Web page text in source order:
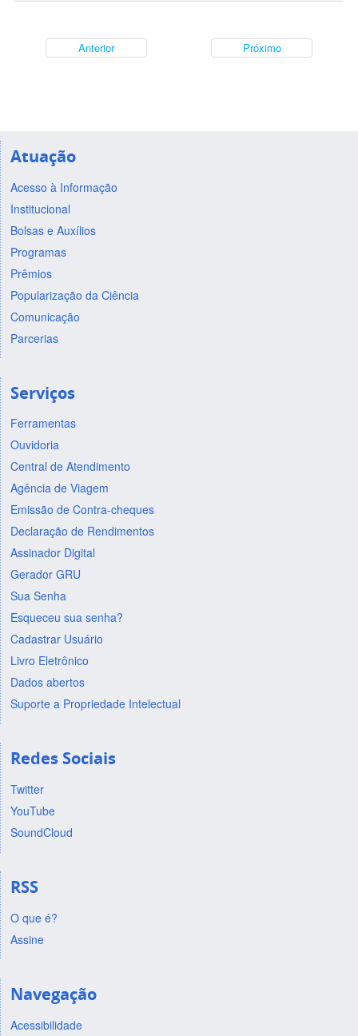
Anterior Próximo
Atuação
Acesso à Informação
Institucional
Bolsas e Auxílios
Programas
Prêmios
Popularização da Ciência
Comunicação
Parcerias
Serviços
Ferramentas
Ouvidoria
Central de Atendimento
Agência de Viagem
Emissão de Contra-cheques
Declaração de Rendimentos
Assinador Digital
Gerador GRU
Sua Senha
Esqueceu sua senha?
Cadastrar Usuário
Livro Eletrônico
Dados abertos
Suporte a Propriedade Intelectual
Redes Sociais
Twitter
YouTube
SoundCloud
RSS
O que é?
Assine
Navegação
Acessibilidade